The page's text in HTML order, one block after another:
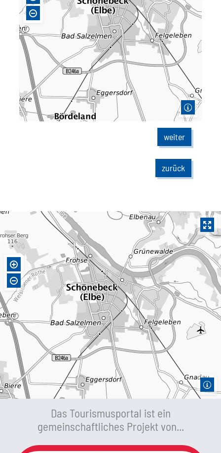
weiter
zurück
Das Tourismusportal ist ein
gemeinschaftliches Projekt von...